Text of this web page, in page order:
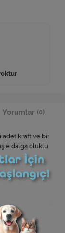
Yorumlar (0)
adet kraft ve bir
e dalga oluklu